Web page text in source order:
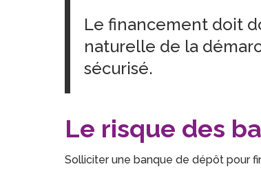
Le financement doit
naturelle de la
sécurisé.
Le risque des
Solliciter une banque de dépôt pour